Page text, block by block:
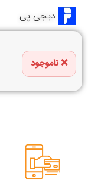
دیجی پی
ناموجود